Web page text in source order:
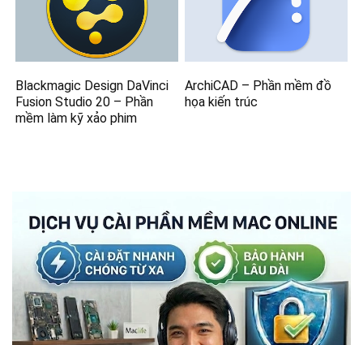
Blackmagic Design DaVinci
Fusion Studio 20 – Phần
mềm làm kỹ xảo phim
ArchiCAD – Phần mềm đồ
họa kiến trúc